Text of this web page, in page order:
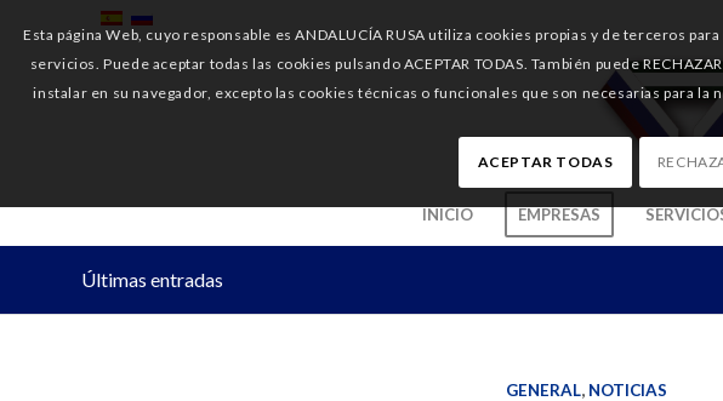
INICIO EMPRESAS
Últimas entradas
GENERAL, NOTICIAS
Esta página Web, cuyo responsable es ANDALUCÍA RUSA utiliza cookies propias y de terceros
servicios. Puede aceptar todas las cookies pulsando ACEPTAR TODAS. También puede
instalar en su navegador, excepto las cookies técnicas o funcionales que son necesarias para
ACEPTAR TODAS